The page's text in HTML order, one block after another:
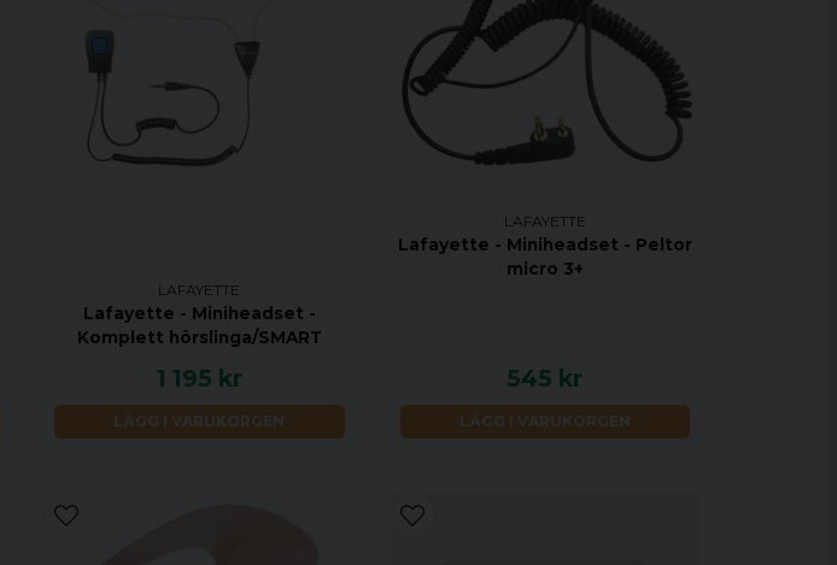
LAFAYETTE
Lafayette - Miniheadset -
Komplett hörslinga/SMART
1 195 kr
LÄGG I VARUKORGEN
LAFAYETTE
Lafayette - Miniheadset - Peltor
micro 3+
545 kr
LÄGG I VARUKORGEN